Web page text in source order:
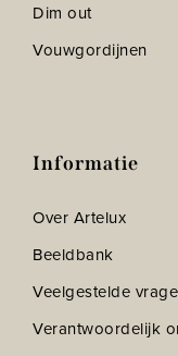
Dim out
Vouwgordijnen
Informatie
Over Artelux
Beeldbank
Veelgestelde
Verantwoordelijk